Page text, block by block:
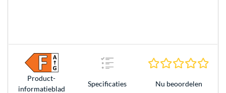
Product­
informatieblad
Specificaties Nu beoordelen